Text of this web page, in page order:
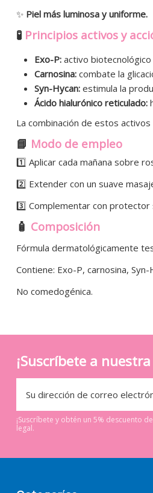
✨ Piel más luminosa y uniforme.
🧪 Principios activos y
Exo-P: activo
Carnosina: combate la
Syn-Hycan: estimula la
Ácido hialurónico reticulado:
La combinación de estos
📘 Modo de empleo
1️⃣ Aplicar cada mañana sobre
2️⃣ Extender con un suave
3️⃣ Complementar con protector
🧴 Composición
Fórmula dermatológicamente
Contiene: Exo-P, carnosina,
No comedogénica.
¡Suscríbete a
¡Suscríbete y obtén un 5% descuento
legal.